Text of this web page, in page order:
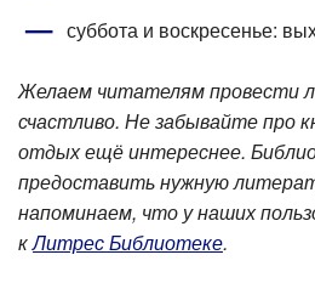
суббота и воскресенье:
Желаем читателям провести
счастливо. Не забывайте про
отдых ещё интереснее.
предоставить нужную
напоминаем, что у наших
кЛитрес Библиотеке.